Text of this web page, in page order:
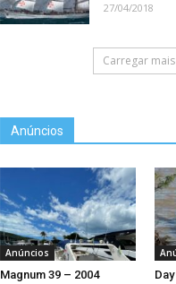
27/04/2018
Carregar mais
Anúncios
Anúncios
Magnum 39 – 2004